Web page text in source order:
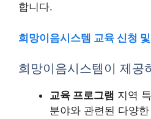
합니다.
희망이음시스템 교육 신청
희망이음시스템이 제공
교육 프로그램 지역
분야와 관련된 다양